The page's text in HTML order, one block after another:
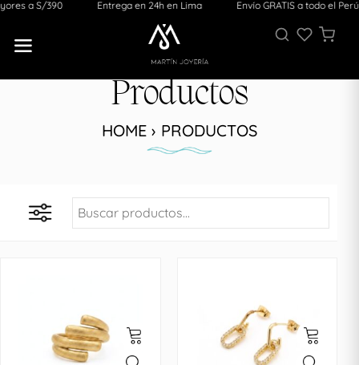
a S/390 Entrega en 24h en Lima Envío GRATIS a todo el Perú
Productos
HOME › PRODUCTOS